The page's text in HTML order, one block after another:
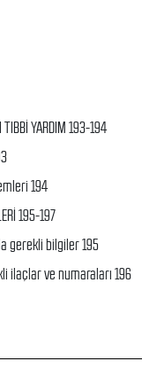
TIBBİ YARDIM 193-194
194
195-197
gerekli bilgiler 195
ilaçlar ve numaraları 196